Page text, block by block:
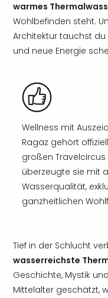
warmes
Wohlbefinden steht.
Architektur tauchst du
und neue Energie
Wellness mit
Ragaz gehört
großen Travelcircus
überzeugte sie mit
Wasserqualität,
ganzheitlichen
Tief in der Schlucht
wasserreichste
Geschichte, Mystik
Mittelalter geschätzt,